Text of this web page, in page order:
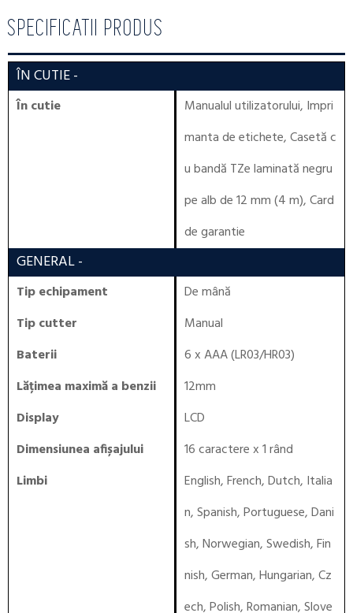
SPECIFICATII PRODUS
ÎN CUTIE-
În cutie
Manualul utilizatorului, Impri
manta de etichete, Casetă c
u bandă TZe laminată negru
pe alb de 12 mm (4 m), Card
de garantie
GENERAL-
Tip echipament
De mână
Tip cutter
Manual
Baterii
6 x AAA (LR03/HR03)
Lățimea maximă a benzii
12mm
Display
LCD
Dimensiunea afișajului
16 caractere x 1 rând
Limbi
English, French, Dutch, Italia
n, Spanish, Portuguese, Dani
sh, Norwegian, Swedish, Fin
nish, German, Hungarian, Cz
ech, Polish, Romanian, Slove